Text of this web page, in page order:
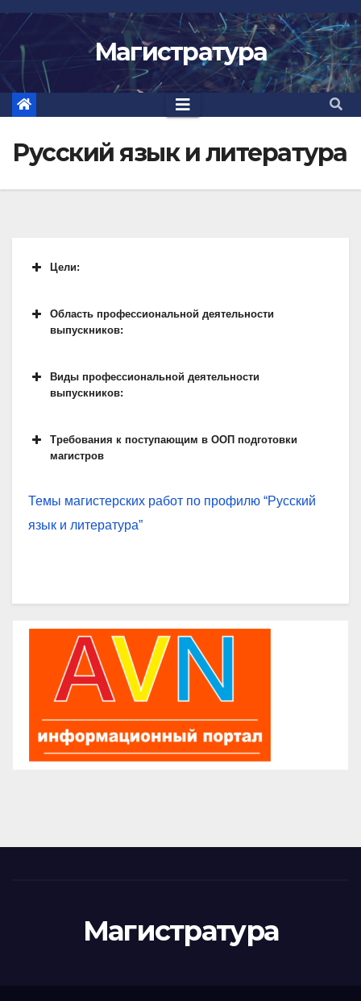
Skip
content
Магистратура
Русский язык и литература
Цели:
Область профессиональной деятельности
выпускников:
Виды профессиональной деятельности
выпускников:
Требования к поступающим в ООП подготовки
магистров
Темы магистерских работ по профилю “Русский
язык и литература”
Магистратура